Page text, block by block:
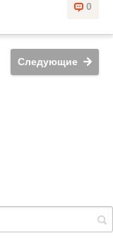
0
Следующие